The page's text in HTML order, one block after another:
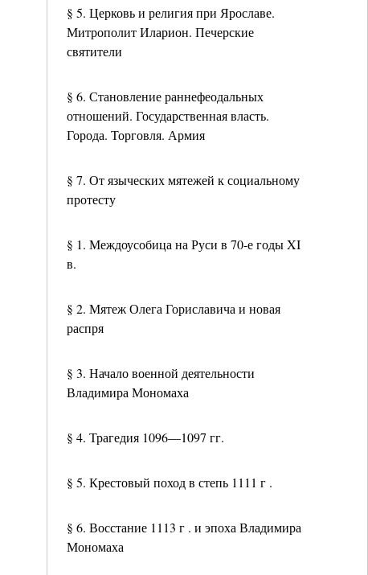
§ 5. Церковь и религия при Ярославе.
Митрополит Иларион. Печерские
святители
§ 6. Становление раннефеодальных
отношений. Государственная власть.
Города. Торговля. Армия
§ 7. От языческих мятежей к социальному
протесту
§ 1. Междоусобица на Руси в 70-е годы XI
в.
§ 2. Мятеж Олега Гориславича и новая
распря
§ 3. Начало военной деятельности
Владимира Мономаха
§ 4. Трагедия 1096—1097 гг.
§ 5. Крестовый поход в степь 1111 г .
§ 6. Восстание 1113 г . и эпоха Владимира
Мономаха